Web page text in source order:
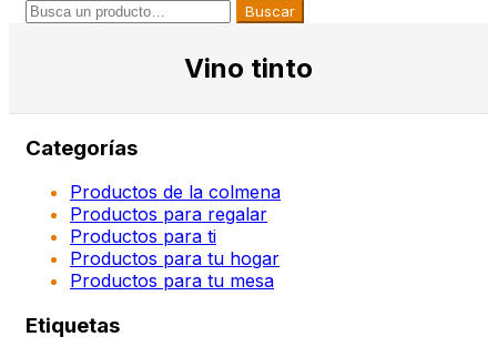
Buscar
Vino tinto
Categorías
Productos de la colmena
Productos para regalar
Productos para ti
Productos para tu hogar
Productos para tu mesa
Etiquetas